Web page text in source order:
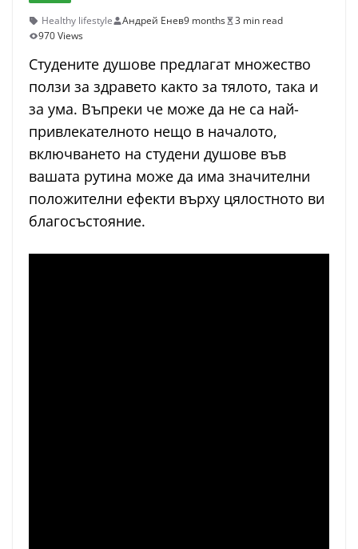
Healthy lifestyle Андрей Енев9 months
3 min read
970 Views
Студените душове предлагат множество
ползи за здравето както за тялото, така и
за ума. Въпреки че може да не са най-
привлекателното нещо в началото,
включването на студени душове във
вашата рутина може да има значителни
положителни ефекти върху цялостното ви
благосъстояние.